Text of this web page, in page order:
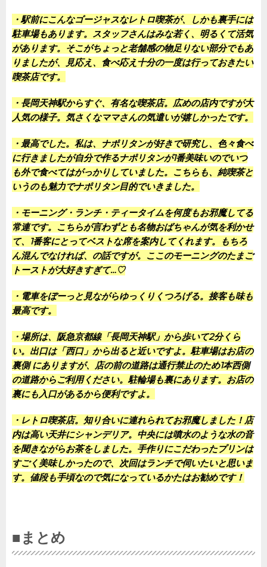
・駅前にこんなゴージャスなレトロ喫茶が、しかも裏手には
駐車場もあります。スタッフさんはみな若く、明るくて活気
があります。そこがちょっと老舗感の物足りない部分でもあ
りましたが、見応え、食べ応え十分の一度は行っておきたい
喫茶店です。
・長岡天神駅からすぐ、有名な喫茶店。広めの店内ですが大
人気の様子。気さくなママさんの気遣いが嬉しかったです。
・最高でした。私は、ナポリタンが好きで研究し、色々食べ
に行きましたが自分で作るナポリタンが1番美味いのでいつ
も外で食べてはがっかりしていました。こちらも、純喫茶と
いうのも魅力でナポリタン目的でいきました。
・モーニング・ランチ・ティータイムを何度もお邪魔してる
常連です。こちらが言わずとも名物おばちゃんが気を利かせ
て、1番客にとってベストな席を案内してくれます。もちろ
ん混んでなければ、の話ですが。ここのモーニングのたまご
トーストが大好きすぎて…♡
・電車をぼーっと見ながらゆっくりくつろげる。接客も味も
最高です。
・場所は、阪急京都線「長岡天神駅」から歩いて2分くら
い。出口は「西口」から出ると近いですよ。駐車場はお店の
裏側 にありますが、店の前の道路は通行禁止のため1本西側
の道路からご利用ください。駐輪場も裏にあります。お店の
裏にも入口があるから便利ですよ。
・レトロ喫茶店。知り合いに連れられてお邪魔しました！店
内は高い天井にシャンデリア。中央には噴水のような水の音
を聞きながらお茶をしました。手作りにこだわったプリンは
すごく美味しかったので、次回はランチで伺いたいと思いま
す。値段も手頃なので気になっているかたはお勧めです！
■まとめ